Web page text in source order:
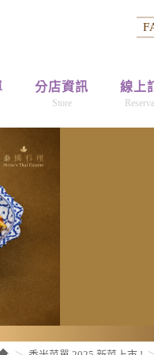
Store
分店資訊 線上